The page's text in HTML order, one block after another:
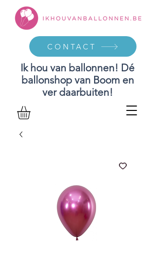
Ik hou van ballonnen! Dé
ballonshop van Boom en
ver daarbuiten!
CONTACT